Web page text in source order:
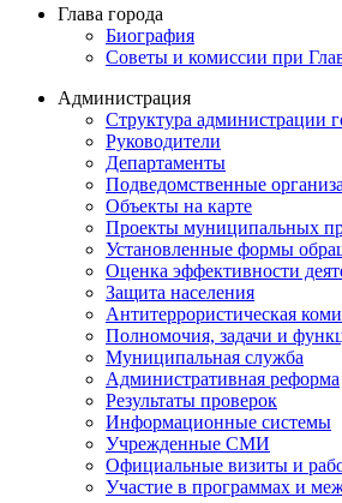
Глава города
Биография
Советы и комиссии при
Администрация
Структура администрации
Руководители
Департаменты
Подведомственные
Объекты на карте
Проекты муниципальных
Установленные формы
Оценка эффективности
Защита населения
Антитеррористическая
Полномочия, задачи и
Муниципальная служба
Административная реформа
Результаты проверок
Информационные системы
Учрежденные СМИ
Официальные визиты и
Участие в программах и